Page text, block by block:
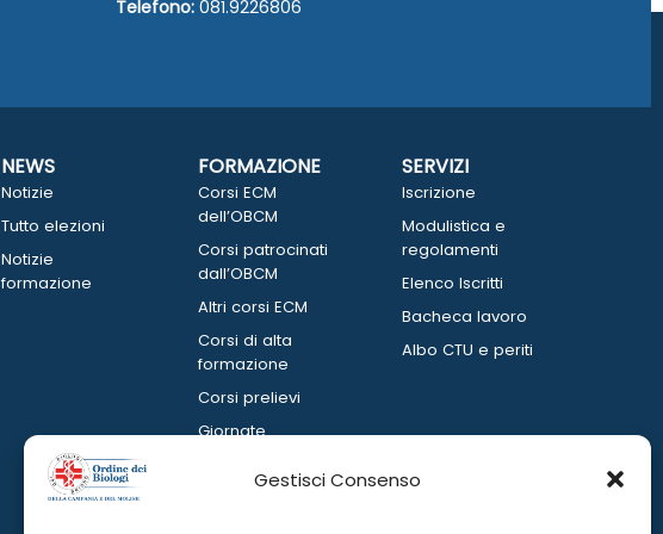
Gestisci Consenso
Telefono: 081.9226806
NEWS
Notizie
Tutto elezioni
Notizie
formazione
FORMAZIONE
Corsi ECM
dell’OBCM
Corsi patrocinati
dall’OBCM
Altri corsi ECM
Corsi di alta
formazione
Corsi prelievi
Giornate
SERVIZI
Iscrizione
Modulistica e
regolamenti
Elenco Iscritti
Bacheca lavoro
Albo CTU e periti